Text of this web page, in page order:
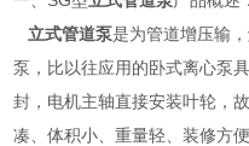
立式管道泵是为管道增压输
泵，比以往应用的卧式离心
封，电机主轴直接安装叶轮，故
凑、体积小、重量轻、装